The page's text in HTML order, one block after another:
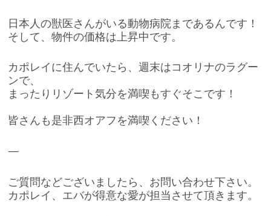
日本人の獣医さんがいる動物病院まであるんです！
そして、物件の価格は上昇中です。
カポレイに住んでいたら、週末はコオリナのラグー
ンで、
まったりリゾート気分を満喫もすぐそこです！
皆さんも是非西オアフを満喫ください！
—
ご質問などございましたら、お問い合わせ下さい。
カポレイ、エバが得意な愛が担当させて頂きます。